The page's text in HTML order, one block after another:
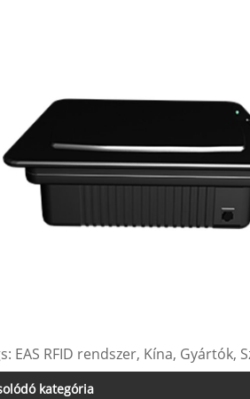
EAS RFID rendszer, Kína,
kategória